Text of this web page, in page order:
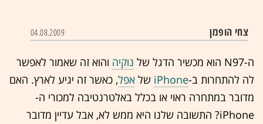
צחי הופמן 04.08.2009
ה-N97 הוא מכשיר הדגל של נוקיה והוא זה שאמור לאפשר
לה להתחרות ב-iPhone של אפל, כאשר זה יגיע לארץ. האם
מדובר במתחרה ראוי או בכלל באלטרנטיבה למכורי ה-
iPhone? התשובה שלנו היא ממש לא, אבל עדיין מדובר